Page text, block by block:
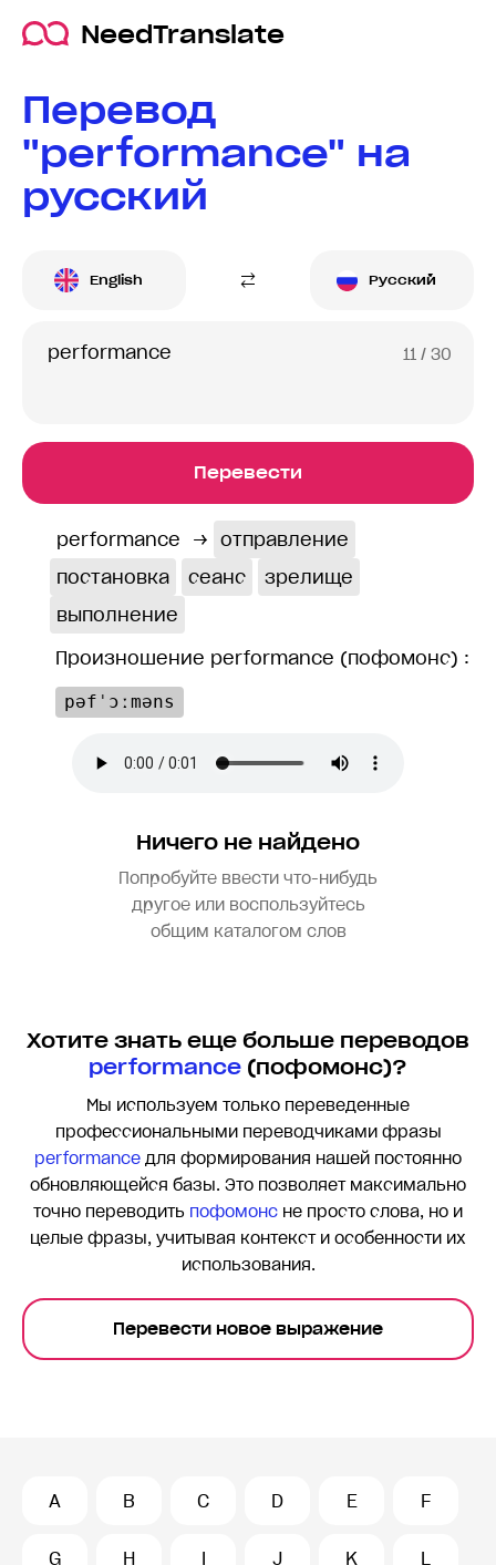
NeedTranslate
Перевод
"performance" на
русский
English Русский
11 / 30
Перевести
performance → отправление
постановка
сеанс
зрелище
выполнение
Произношение performance (пофомонс) :
pəfˈɔːməns
Ничего не найдено
Попробуйте ввести что-нибудь
другое или воспользуйтесь
общим каталогом слов
Хотите знать еще больше переводов
performance (пофомонс)?
Мы используем только переведенные
профессиональными переводчиками фразы
performance для формирования нашей постоянно
обновляющейся базы. Это позволяет максимально
точно переводить пофомонс не просто слова, но и
целые фразы, учитывая контекст и особенности их
использования.
Перевести новое выражение
A B C D E F
G H I J K L